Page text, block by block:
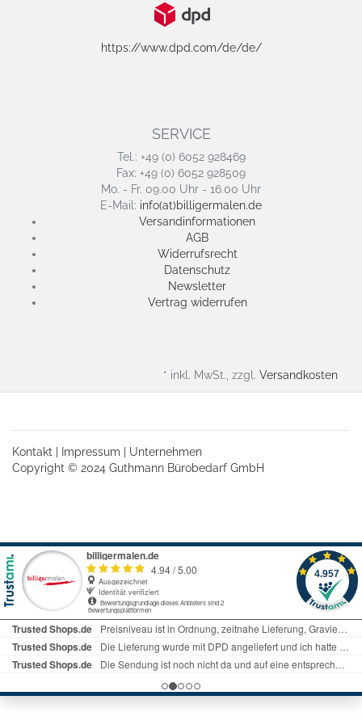
https://www.dpd.com/de/de/
SERVICE
Tel.: +49 (0) 6052 928469
Fax: +49 (0) 6052 928509
Mo. - Fr. 09.00 Uhr - 16.00 Uhr
E-Mail: info(at)billigermalen.de
Versandinformationen
AGB
Widerrufsrecht
Datenschutz
Newsletter
Vertrag widerrufen
* inkl. MwSt., zzgl. Versandkosten
Kontakt Impressum
Unternehmen
Copyright © 2024 Guthmann Bürobedarf GmbH